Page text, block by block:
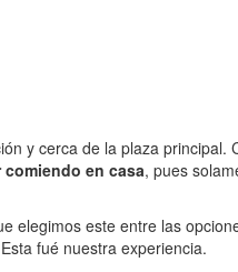
y cerca de la plaza principal.
en casa, pues
elegimos este entre las
fué nuestra experiencia.